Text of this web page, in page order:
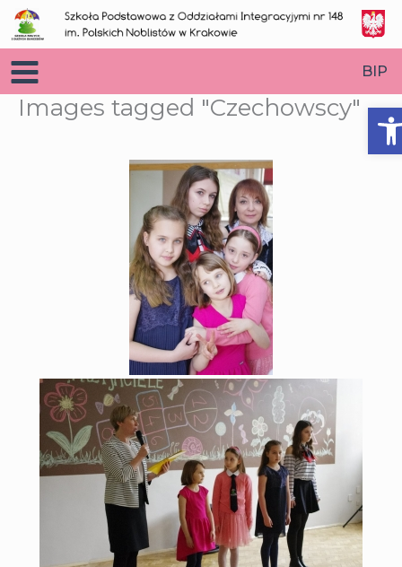
Przejdź
do
treści
BIP
Images tagged "Czechowscy"